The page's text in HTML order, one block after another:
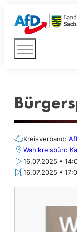
Kreisverband:
Wahlkreisbüro
16.07.2025 •
16.07.2025 •